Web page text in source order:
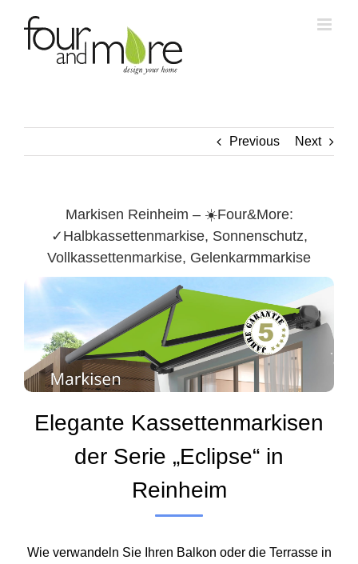
content
Previous Next
Markisen Reinheim – ☀️Four&More:
✓Halbkassettenmarkise, Sonnenschutz,
Vollkassettenmarkise, Gelenkarmmarkise
Elegante Kassettenmarkisen
der Serie „Eclipse“ in
Reinheim
Wie verwandeln Sie Ihren Balkon oder die Terrasse in